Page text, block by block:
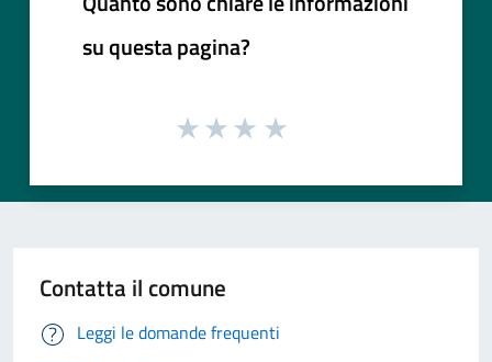
su questa pagina?
Contatta il comune
Leggi le domande frequenti